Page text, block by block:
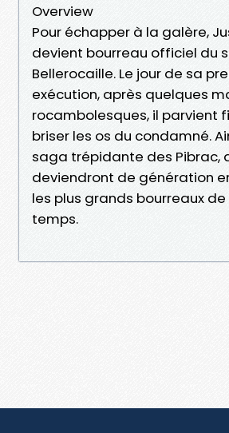
Overview
Pour échapper à la galère,
devient bourreau officiel du
Bellerocaille. Le jour de sa
exécution, après quelques
rocambolesques, il parvient
briser les os du condamné.
saga trépidante des Pibrac,
deviendront de génération
les plus grands bourreaux
temps.